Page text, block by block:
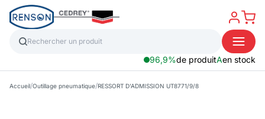
96,9%de produitAen stock
Accueil/Outillage pneumatique/RESSORT D'ADMISSION UT8771/9/8